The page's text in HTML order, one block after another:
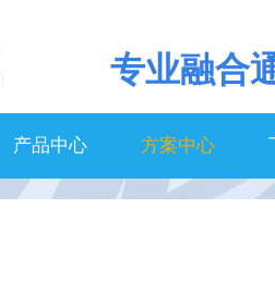
专业融合
产品中心 方案中心